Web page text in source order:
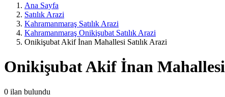
Ana Sayfa
Satılık Arazi
Kahramanmaraş Satılık Arazi
Kahramanmaraş Onikişubat Satılık Arazi
Onikişubat Akif İnan Mahallesi Satılık Arazi
Onikişubat Akif İnan Mahallesi
0 ilan bulundu